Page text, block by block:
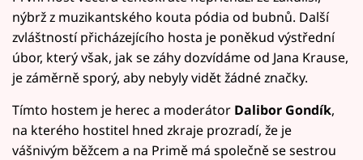
nýbrž z muzikantského kouta pódia od bubnů. Další
zvláštností přicházejícího hosta je poněkud výstřední
úbor, který však, jak se záhy dozvídáme od Jana Krause,
je záměrně sporý, aby nebyly vidět žádné značky.
Tímto hostem je herec a moderátor Dalibor Gondík,
na kterého hostitel hned zkraje prozradí, že je
vášnivým běžcem a na Primě má společně se sestrou